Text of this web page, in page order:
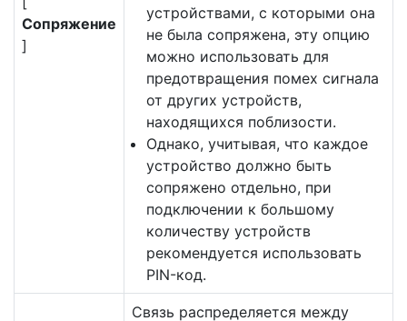
Сопряжение
]
устройствами, с которыми она
не была сопряжена, эту опцию
можно использовать для
предотвращения помех сигнала
от других устройств,
находящихся поблизости.
Однако, учитывая, что каждое
устройство должно быть
сопряжено отдельно, при
подключении к большому
количеству устройств
рекомендуется использовать
PIN-код.
Связь распределяется между